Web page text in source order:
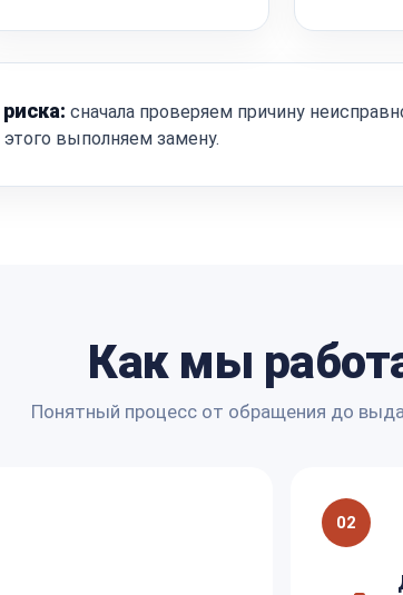
сначала проверяем причину
выполняем замену.
Как мы
Понятный процесс от обращения до
02